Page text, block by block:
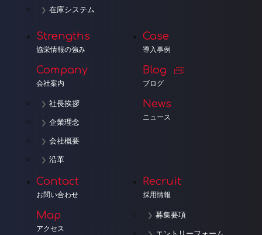
在庫システム
Strengths
協栄情報の強み
Company
会社案内
社長挨拶
企業理念
会社概要
沿革
Case
導入事例
Blog
ブログ
News
ニュース
Contact
お問い合わせ
Map
アクセス
Recruit
採用情報
募集要項